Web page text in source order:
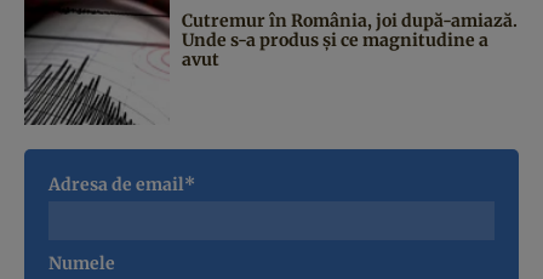
Cutremur în România, joi după-amiază.
Unde s-a produs și ce magnitudine a
avut
Adresa de email*
Numele